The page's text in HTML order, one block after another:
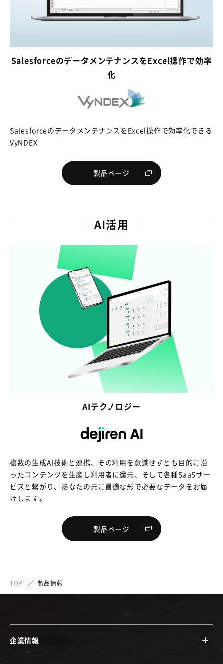
SalesforceのデータメンテナンスをExcel操作で効率
化
SalesforceのデータメンテナンスをExcel操作で効率化できる
VyNDEX
製品ページ
AI活用
AIテクノロジー
複数の生成AI技術と連携、その利用を意識せずとも目的に沿
ったコンテンツを生産し利用者に還元、そして各種SaaSサー
ビスと繋がり、あなたの元に最適な形で必要なデータをお届
けします。
製品ページ
TOP 製品情報
企業情報